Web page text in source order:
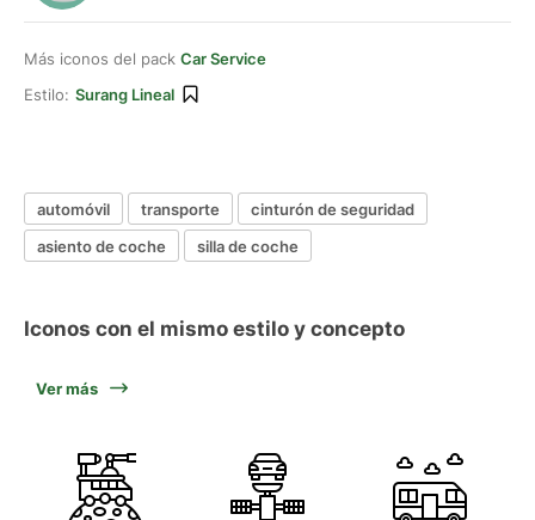
Más iconos del pack Car Service
Estilo: Surang Lineal
automóvil transporte
cinturón de seguridad
asiento de coche
silla de coche
Iconos con el mismo estilo y concepto
Ver más